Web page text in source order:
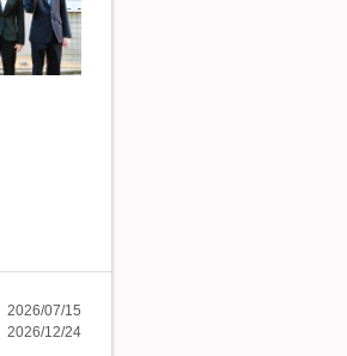
2026/07/15
2026/12/24